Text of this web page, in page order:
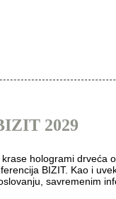
2029
hologrami drveća
BIZIT. Kao i
savremenim